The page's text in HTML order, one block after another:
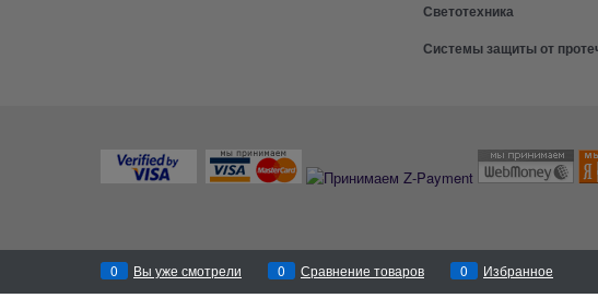
Светотехника
Системы защиты от
0 Вы уже смотрели 0 Сравнение товаров 0 Избранное